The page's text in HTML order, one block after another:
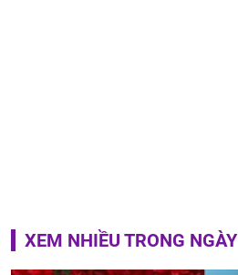
XEM NHIỀU TRONG NGÀY